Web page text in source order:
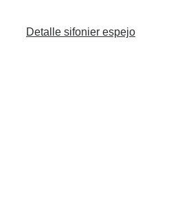
Detalle sifonier espejo